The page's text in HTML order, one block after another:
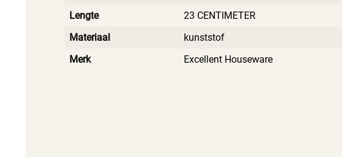
Lengte
23 CENTIMETER
Materiaal
kunststof
Merk
Excellent Houseware